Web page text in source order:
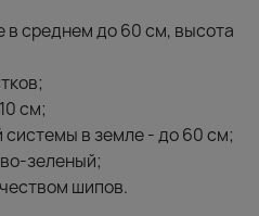
в среднем до 60 см, высота
см;
системы в земле - до 60 см;
зеленый;
шипов.